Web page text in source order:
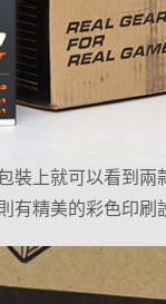
裝上就可以看到兩
有精美的彩色印刷